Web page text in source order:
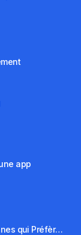
app
Meilleures Alternatives à Arc pour les Personnes qui Préfèrent les Flux de Travail au Clavier